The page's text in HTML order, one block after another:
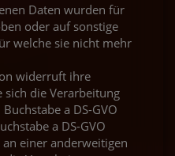
Daten wurden für
oder auf sonstige
welche sie nicht mehr
widerruft ihre
sich die Verarbeitung
a DS-GVO
a DS-GVO
einer anderweitigen